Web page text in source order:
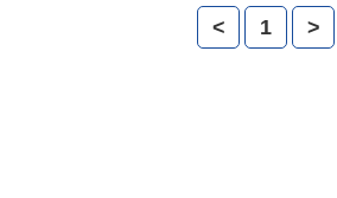
< 1 >